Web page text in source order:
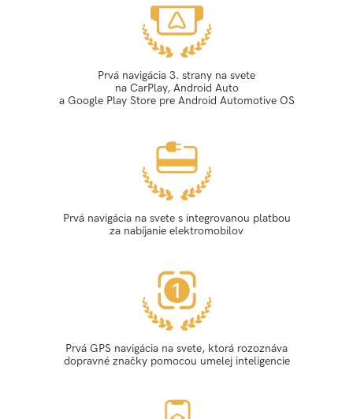
Prvá navigácia 3. strany na svete
na CarPlay, Android Auto
a Google Play Store pre Android Automotive OS
Prvá navigácia na svete s integrovanou platbou
za nabíjanie elektromobilov
Prvá GPS navigácia na svete, ktorá rozoznáva
dopravné značky pomocou umelej inteligencie